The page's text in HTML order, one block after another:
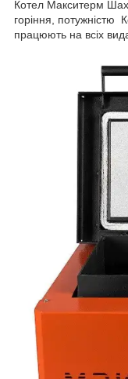
Котел Макситерм
горіння, потужністю
працюють на всіх